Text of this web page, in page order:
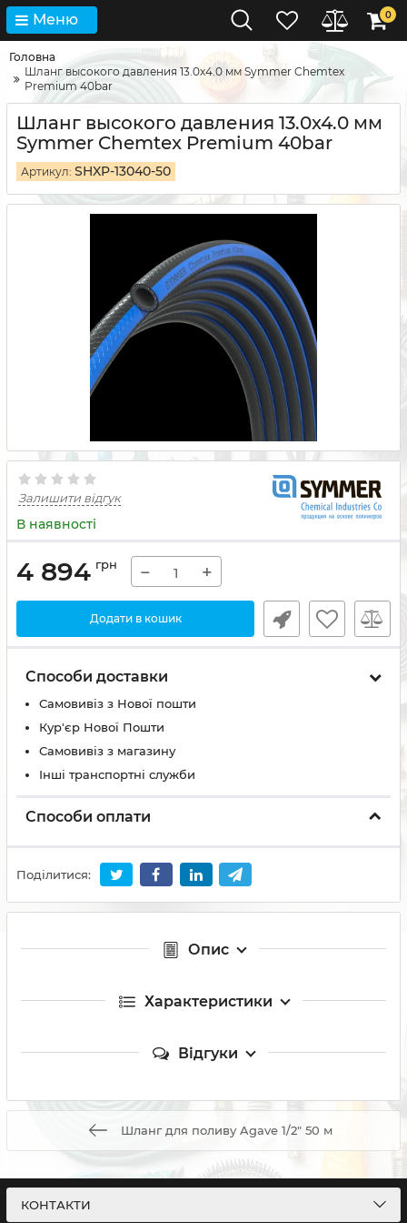
Меню 0
Головна
Шланг высокого давления 13.0х4.0 мм Symmer Chemtex
Premium 40bar
Шланг высокого давления 13.0х4.0 мм
Symmer Chemtex Premium 40bar
Артикул: SHXP-13040-50
Залишити відгук
В наявності
4 894 грн − +
Додати в кошик
Способи доставки
Самовивіз з Нової пошти
Кур'єр Нової Пошти
Самовивіз з магазину
Інші транспортні служби
Способи оплати
Поділитися:
Опис
Характеристики
Відгуки
Шланг для поливу Agave 1/2" 50 м
КОНТАКТИ